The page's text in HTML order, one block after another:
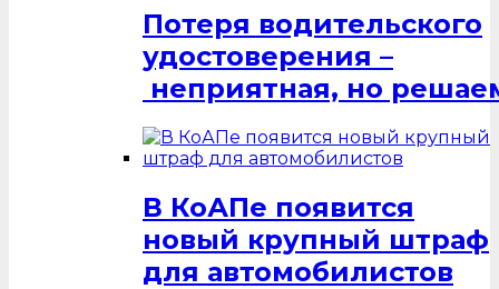
Потеря водительского
удостоверения –
неприятная, но
В КоАПе появится
новый крупный штраф
для автомобилистов